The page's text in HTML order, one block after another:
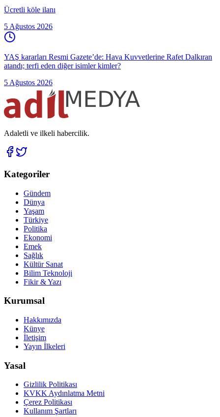
Ücretli köle ilanı
5 Ağustos 2026
YAŞ kararları Resmi Gazete’de: Hava Kuvvetlerine Rafet Dalkıran
atandı; terfi eden diğer isimler kimler?
5 Ağustos 2026
Adaletli ve ilkeli habercilik.
Kategoriler
Gündem
Dünya
Yaşam
Türkiye
Politika
Ekonomi
Emek
Sağlık
Kültür Sanat
Bilim Teknoloji
Fikir & Yazı
Kurumsal
Hakkımızda
Künye
İletişim
Yayın İlkeleri
Yasal
Gizlilik Politikası
KVKK Aydınlatma Metni
Çerez Politikası
Kullanım Şartları